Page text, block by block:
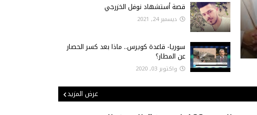
قصة أستشهاد نوفل الخزرجي
ديسمبر 24, 2021
سوريا- قاعدة كويرس.. ماذا بعد كسر الحصار
عن المطار؟
واكتوبر 03, 2020
عرض المزيد